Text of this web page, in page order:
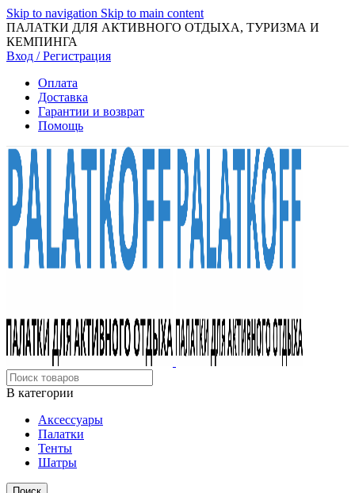
Skip to navigation Skip to main content
ПАЛАТКИ ДЛЯ АКТИВНОГО ОТДЫХА, ТУРИЗМА И
КЕМПИНГА
Вход / Регистрация
Оплата
Доставка
Гарантии и возврат
Помощь
В категории
Аксессуары
Палатки
Тенты
Шатры